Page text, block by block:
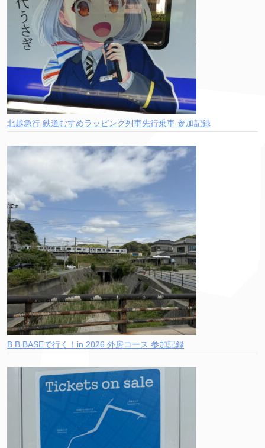
北越急行 鉄道むすめラッピング列車先行乗車 参加記録
B.B.BASEで行く！in 2026 外房コース 参加記録